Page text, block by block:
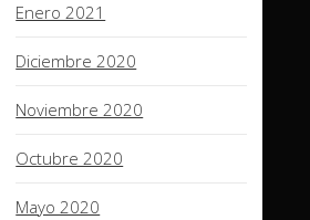
Enero 2021
Diciembre 2020
Noviembre 2020
Octubre 2020
Mayo 2020